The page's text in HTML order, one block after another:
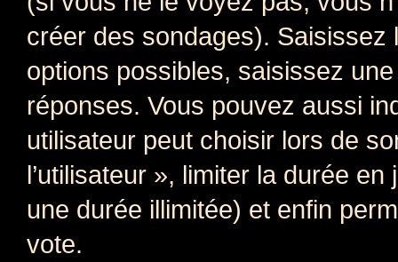
créer des sondages).
options possibles, saisissez
réponses. Vous pouvez aussi
utilisateur peut choisir lors de
l’utilisateur », limiter la durée
une durée illimitée) et enfin
vote.